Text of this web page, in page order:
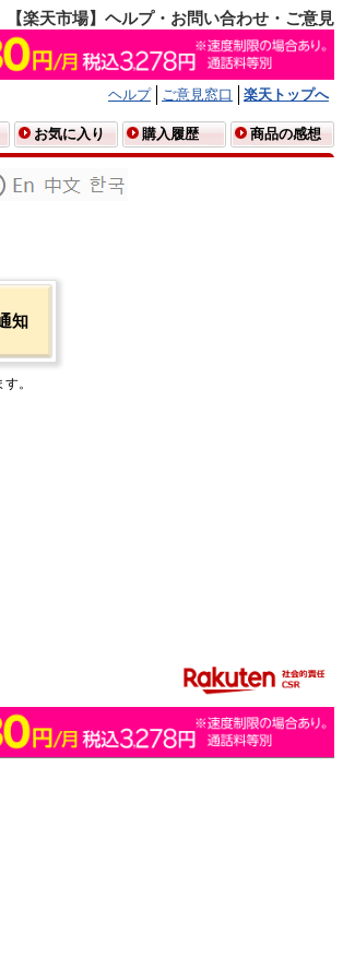
【楽天市場】ヘルプ・お問い合わせ・ご意見
ヘルプ ご意見窓口
楽天トップへ
お気に入り 購入履歴 商品の感想
知
。